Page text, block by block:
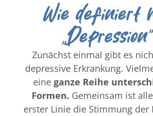
Wie definiert
Zunächst einmal gibt es
depressive Erkrankung.
eine ganze Reihe
Formen. Gemeinsam ist
erster Linie die Stimmung der